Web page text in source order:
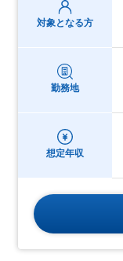
対象となる方
勤務地
想定年収